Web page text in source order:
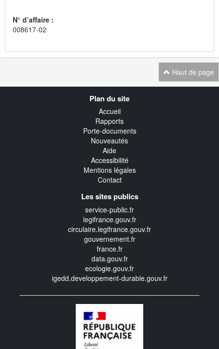
N° d’affaire :
008617-02
Haut de page
Plan du site
Accueil
Rapports
Porte-documents
Nouveautés
Aide
Accessibilité
Mentions légales
Contact
Les sites publics
service-public.fr
legifrance.gouv.fr
circulaire.legifrance.gouv.fr
gouvernement.fr
france.fr
data.gouv.fr
ecologie.gouv.fr
igedd.developpement-durable.gouv.fr